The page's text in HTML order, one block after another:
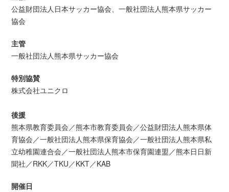
公益財団法人日本サッカー協会、一般社団法人熊本県サッカー
協会
主管
一般社団法人熊本県サッカー協会
特別協賛
株式会社ユニクロ
後援
熊本県教育委員会／熊本市教育委員会／公益財団法人熊本県体
育協会／一般社団法人熊本県保育協会／一般社団法人熊本県私
立幼稚園連合会／一般社団法人熊本市保育園連盟／熊本日日新
聞社／RKK／TKU／KKT／KAB
開催日